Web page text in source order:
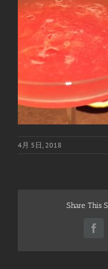
4月 5日, 2018
Share This